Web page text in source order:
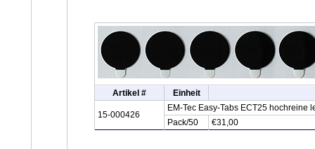
Artikel # Einheit
15-000426
EM-Tec Easy-Tabs ECT25
Pack/50
€31,00